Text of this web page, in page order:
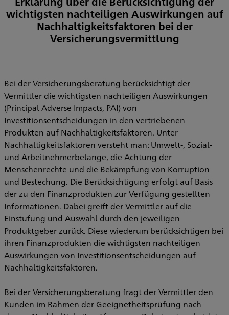
wichtigsten nachteiligen Auswirkungen auf
Nachhaltigkeitsfaktoren bei der
Versicherungsvermittlung
Bei der Versicherungsberatung berücksichtigt der
Vermittler die wichtigsten nachteiligen Auswirkungen
(Principal Adverse Impacts, PAI) von
Investitionsentscheidungen in den vertriebenen
Produkten auf Nachhaltigkeitsfaktoren. Unter
Nachhaltigkeitsfaktoren versteht man: Umwelt-, Sozial-
und Arbeitnehmerbelange, die Achtung der
Menschenrechte und die Bekämpfung von Korruption
und Bestechung. Die Berücksichtigung erfolgt auf Basis
der zu den Finanzprodukten zur Verfügung gestellten
Informationen. Dabei greift der Vermittler auf die
Einstufung und Auswahl durch den jeweiligen
Produktgeber zurück. Diese wiederum berücksichtigen bei
ihren Finanzprodukten die wichtigsten nachteiligen
Auswirkungen von Investitionsentscheidungen auf
Nachhaltigkeitsfaktoren.
Bei der Versicherungsberatung fragt der Vermittler den
Kunden im Rahmen der Geeignetheitsprüfung nach